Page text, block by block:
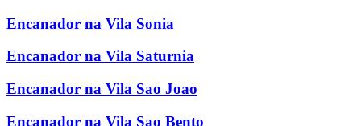
Encanador na Vila Sonia
Encanador na Vila Saturnia
Encanador na Vila Sao Joao
Encanador na Vila Sao Bento